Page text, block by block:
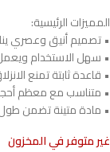
المميزات الرئيسية:
• تصميم أنيق وعصري
• سهل الاستخدام
• قاعدة ثابتة تمنع
• متناسب مع معظم
• مادة متينة تضمن
غير متوفر في المخزون